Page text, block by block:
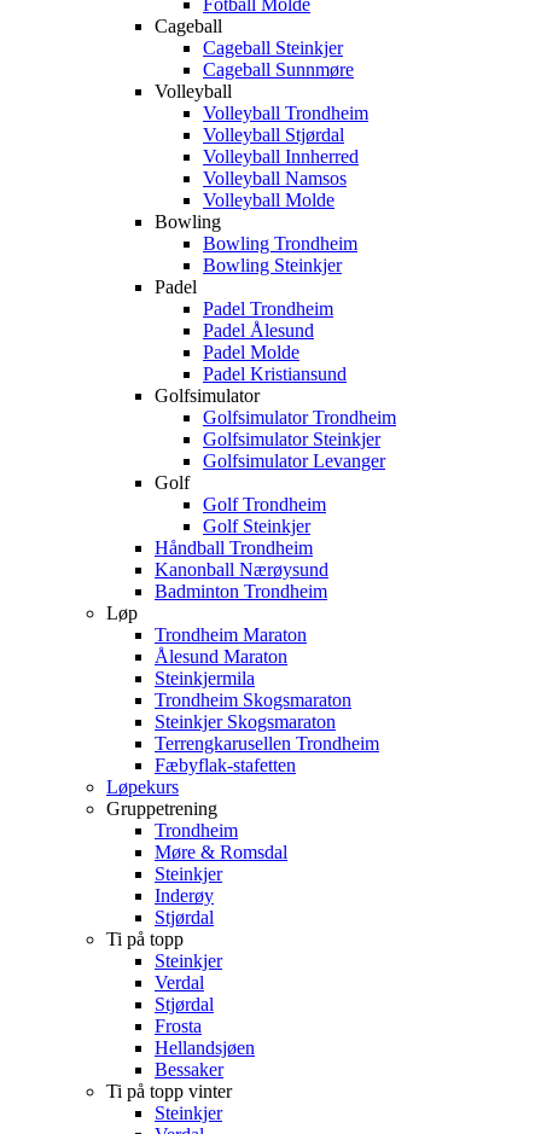
Fotball Molde
Cageball
Cageball Steinkjer
Cageball Sunnmøre
Volleyball
Volleyball Trondheim
Volleyball Stjørdal
Volleyball Innherred
Volleyball Namsos
Volleyball Molde
Bowling
Bowling Trondheim
Bowling Steinkjer
Padel
Padel Trondheim
Padel Ålesund
Padel Molde
Padel Kristiansund
Golfsimulator
Golfsimulator Trondheim
Golfsimulator Steinkjer
Golfsimulator Levanger
Golf
Golf Trondheim
Golf Steinkjer
Håndball Trondheim
Kanonball Nærøysund
Badminton Trondheim
Løp
Trondheim Maraton
Ålesund Maraton
Steinkjermila
Trondheim Skogsmaraton
Steinkjer Skogsmaraton
Terrengkarusellen Trondheim
Fæbyflak-stafetten
Løpekurs
Gruppetrening
Trondheim
Møre & Romsdal
Steinkjer
Inderøy
Stjørdal
Ti på topp
Steinkjer
Verdal
Stjørdal
Frosta
Hellandsjøen
Bessaker
Ti på topp vinter
Steinkjer